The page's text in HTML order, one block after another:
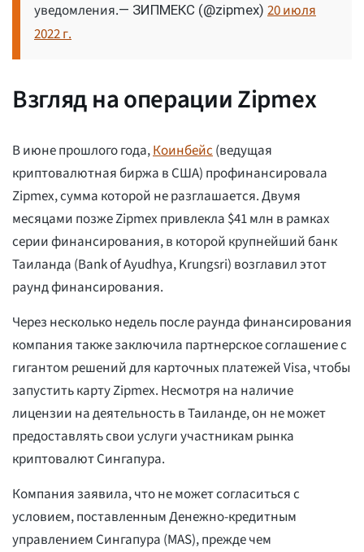
уведомления.— ЗИПМЕКС (@zipmex) 20 июля
2022 г.
Взгляд на операции Zipmex
В июне прошлого года,Коинбейс(ведущая
криптовалютная биржа в США) профинансировала
Zipmex, сумма которой не разглашается. Двумя
месяцами позже Zipmex привлекла $41 млн в рамках
серии финансирования, в которой крупнейший банк
Таиланда (Bank of Ayudhya, Krungsri) возглавил этот
раунд финансирования.
Через несколько недель после раунда финансирования
компания также заключила партнерское соглашение с
гигантом решений для карточных платежей Visa, чтобы
запустить карту Zipmex. Несмотря на наличие
лицензии на деятельность в Таиланде, он не может
предоставлять свои услуги участникам рынка
криптовалют Сингапура.
Компания заявила, что не может согласиться с
условием, поставленным Денежно-кредитным
управлением Сингапура (MAS), прежде чем